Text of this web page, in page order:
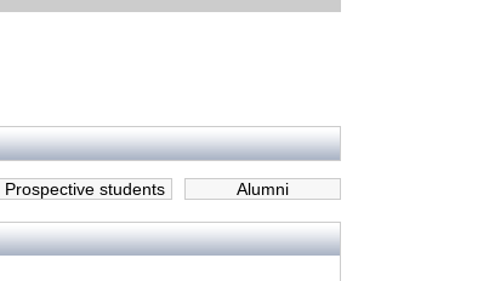
Alumni
Prospective students